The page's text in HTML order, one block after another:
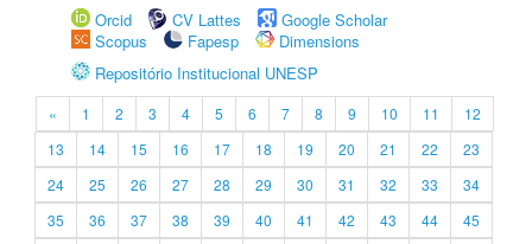
Orcid
CV Lattes
Google Scholar
Scopus
Fapesp
Dimensions
Repositório Institucional UNESP
« 1 2 3 4 5 6 7 8 9 10 11
12
13
14 15 16 17 18 19 20 21 22
23
24
25 26 27 28 29 30 31 32 33
34
35
36 37 38 39 40 41 42 43 44
45